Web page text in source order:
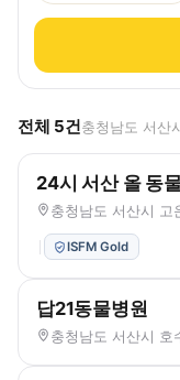
전체 5건충청남도 서산
24시 서산 올 동
충청남도 서산시 고
ISFM Gold
답21동물병원
충청남도 서산시 호